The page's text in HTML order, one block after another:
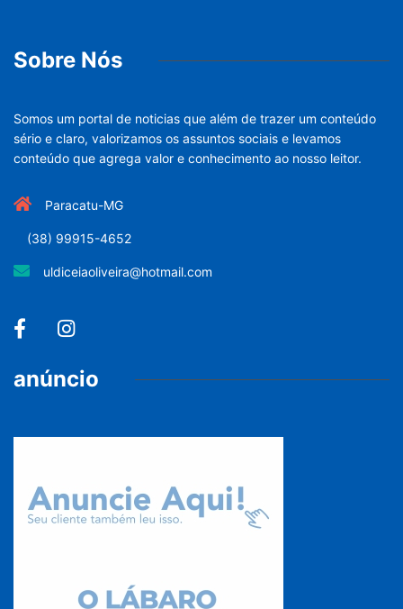
Sobre Nós
Somos um portal de noticias que além de trazer um conteúdo
sério e claro, valorizamos os assuntos sociais e levamos
conteúdo que agrega valor e conhecimento ao nosso leitor.
Paracatu-MG
(38) 99915-4652
uldiceiaoliveira@hotmail.com
anúncio